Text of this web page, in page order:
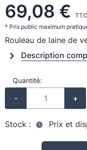
69,08 €
* Prix public maximum
Rouleau de laine de
Description
Quantité:
- +
Stock : Prix et